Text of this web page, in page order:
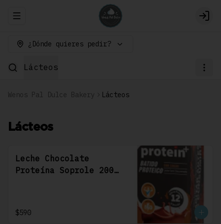
Abrir menu de navegación
¿Dónde quieres pedir?
Lácteos
Wenos Pal Dulce Bakery Lácteos
Lácteos
Leche Chocolate
Proteína Soprole 200
$590